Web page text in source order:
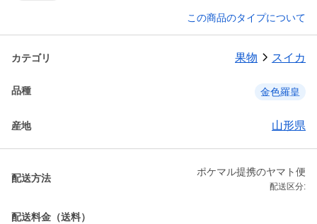
この商品のタイプについて
カテゴリ 果物 スイカ
品種 金色羅皇
産地 山形県
配送方法
ポケマル提携のヤマト便
配送区分:
配送料金（送料）